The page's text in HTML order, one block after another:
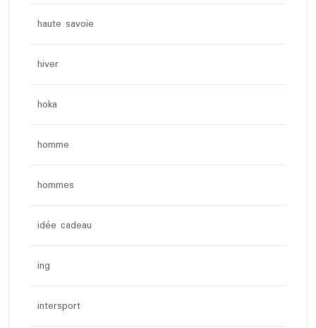
haute savoie
hiver
hoka
homme
hommes
idée cadeau
ing
intersport